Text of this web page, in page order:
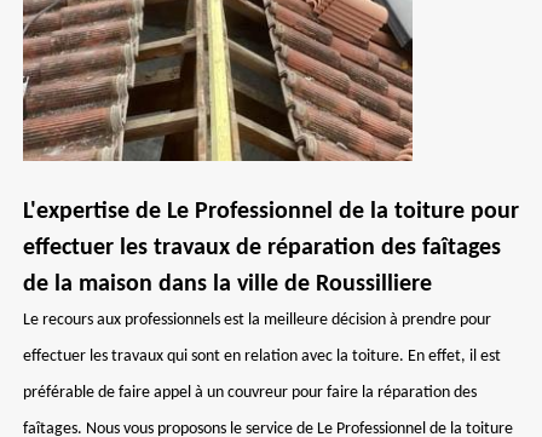
L'expertise de Le Professionnel de la toiture pour
effectuer les travaux de réparation des faîtages
de la maison dans la ville de Roussilliere
Le recours aux professionnels est la meilleure décision à prendre pour
effectuer les travaux qui sont en relation avec la toiture. En effet, il est
préférable de faire appel à un couvreur pour faire la réparation des
faîtages. Nous vous proposons le service de Le Professionnel de la toiture